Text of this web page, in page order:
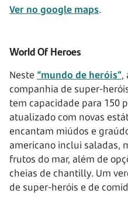
Ver no google maps.
World Of Heroes
Neste “mundo de heróis”,
companhia de super-
tem capacidade para 150
atualizado com novas
encantam miúdos e
americano inclui saladas,
frutos do mar, além de
cheias de chantilly. Um
de super-heróis e de